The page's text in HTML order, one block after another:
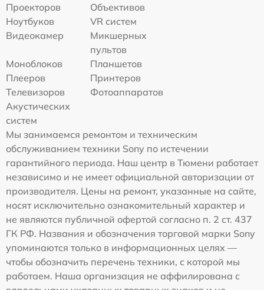
Проекторов
Объективов
Ноутбуков
VR систем
Видеокамер
Микшерных
пультов
Моноблоков
Планшетов
Плееров
Принтеров
Телевизоров
Фотоаппаратов
Акустических
систем
Мы занимаемся ремонтом и техническим
обслуживанием техники Sony по истечении
гарантийного периода. Наш центр в Тюмени работает
независимо и не имеет официальной авторизации от
производителя. Цены на ремонт, указанные на сайте,
носят исключительно ознакомительный характер и
не являются публичной офертой согласно п. 2 ст. 437
ГК РФ. Названия и обозначения торговой марки Sony
упоминаются только в информационных целях —
чтобы обозначить перечень техники, с которой мы
работаем. Наша организация не аффилирована с